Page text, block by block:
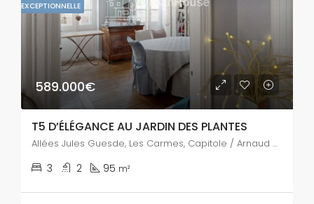
EXCEPTIONNELLE
589.000€
T5 D’ÉLÉGANCE AU JARDIN DES PLANTES
Allées Jules Guesde, Les Carmes, Capitole / Arnaud Bernard / Carmes, Toulouse, Haute-Garonne, Occitanie, France métropolitaine, 31000, France
3 2 95 m²